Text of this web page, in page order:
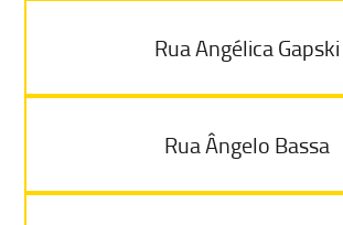
Rua Angélica Gapski
Rua Ângelo Bassa